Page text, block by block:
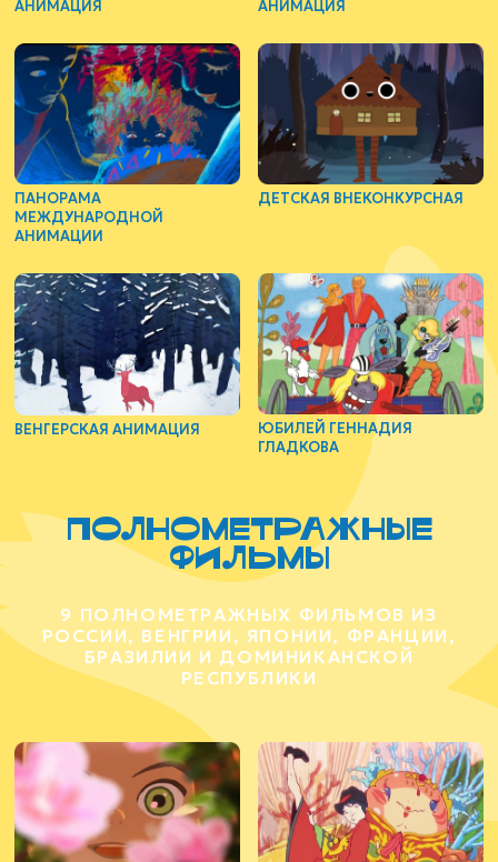
АНИМАЦИЯ
АНИМАЦИЯ
ПАНОРАМА
МЕЖДУНАРОДНОЙ
АНИМАЦИИ
ДЕТСКАЯ ВНЕКОНКУРСНАЯ
ВЕНГЕРСКАЯ АНИМАЦИЯ
ЮБИЛЕЙ ГЕННАДИЯ
ГЛАДКОВА
полнометражные
фильмы
9 ПОЛНОМЕТРАЖНЫХ ФИЛЬМОВ ИЗ
РОССИИ, ВЕНГРИИ, ЯПОНИИ, ФРАНЦИИ,
БРАЗИЛИИ И ДОМИНИКАНСКОЙ
РЕСПУБЛИКИ